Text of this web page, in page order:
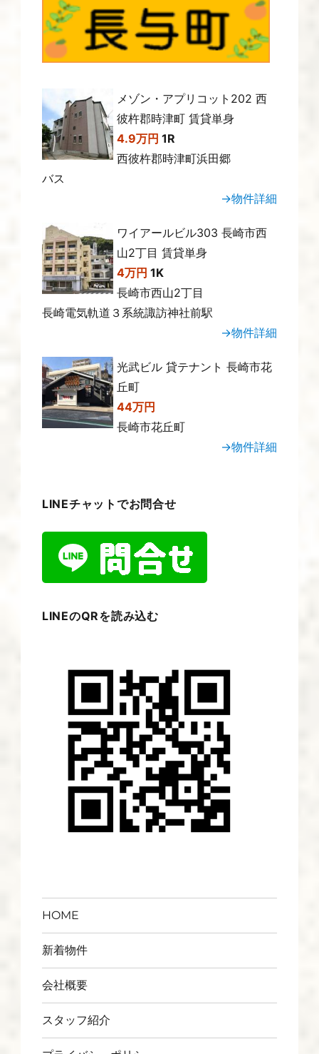
メゾン・アプリコット202 西
彼杵郡時津町 賃貸単身
4.9万円 1R
西彼杵郡時津町浜田郷
バス
→物件詳細
ワイアールビル303 長崎市西
山2丁目 賃貸単身
4万円 1K
長崎市西山2丁目
長崎電気軌道３系統諏訪神社前駅
→物件詳細
光武ビル 貸テナント 長崎市花
丘町
44万円
長崎市花丘町
→物件詳細
LINEチャットでお問合せ
LINEのQRを読み込む
HOME
新着物件
会社概要
スタッフ紹介